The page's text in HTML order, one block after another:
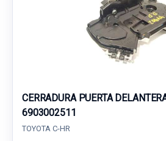
CERRADURA PUERTA
6903002511
TOYOTA C-HR